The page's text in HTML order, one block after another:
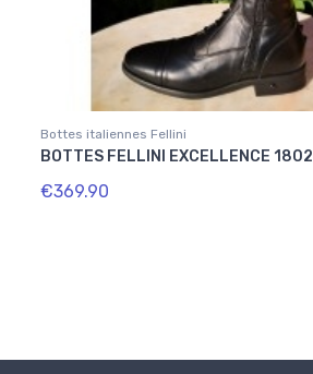
Bottes italiennes Fellini
BOTTES FELLINI EXCELLENCE 1802
€369.90